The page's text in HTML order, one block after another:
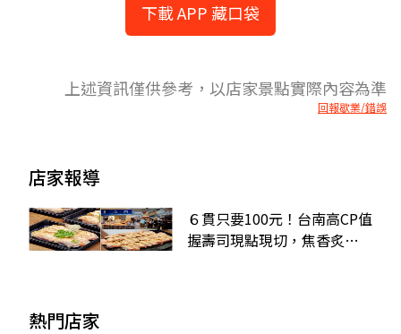
下載 APP 藏口袋
上述資訊僅供參考，以店家景點實際內容為準
回報歇業/錯誤
店家報導
６貫只要100元！台南高CP值
握壽司現點現切，焦香炙燒
熱門店家